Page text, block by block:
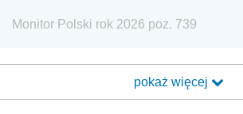
Monitor Polski rok 2026 poz. 739
pokaż więcej